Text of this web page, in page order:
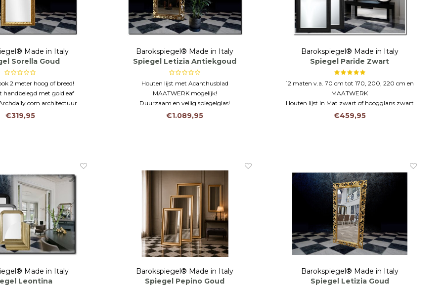
Made in Italy
Sorella Goud
2 meter hoog of breed!
handbelegd met goldleaf
architectuur
worldwide
€319,95
Barokspiegel® Made in Italy
Spiegel Letizia Antiekgoud
Houten lijst met Acanthusblad
MAATWERK mogelijk!
Duurzaam en veilig spiegelglas!
€1.089,95
Barokspiegel® Made in Italy
Spiegel Paride Zwart
12 maten v.a. 70 cm tot 170, 200, 220 cm en
MAATWERK
Houten lijst in Mat zwart of hoogglans zwart
DUURZAAM & VEILIGHEIDSGLAS
€459,95
Made in Italy
Leontina
Barokspiegel® Made in Italy
Spiegel Pepino Goud
Barokspiegel® Made in Italy
Spiegel Letizia Goud